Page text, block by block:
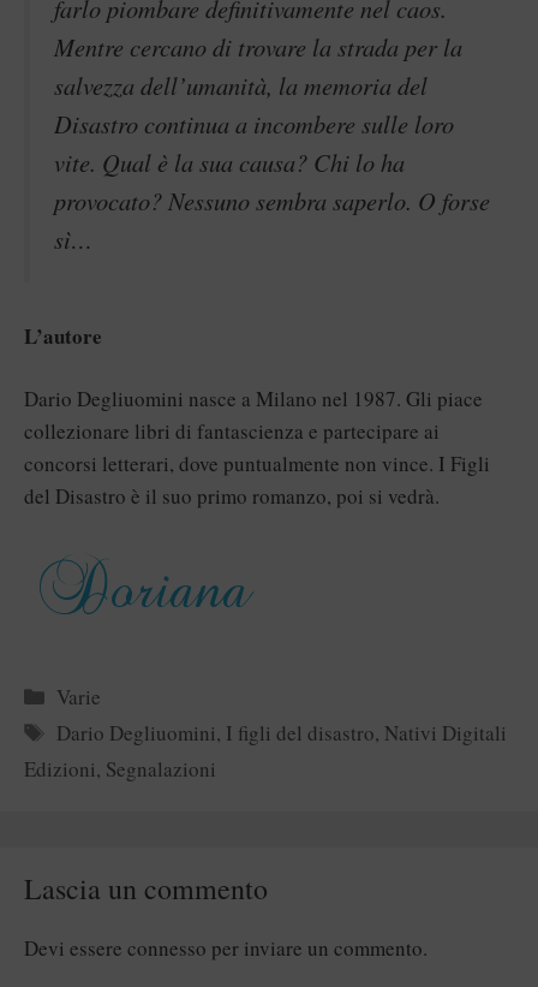
farlo piombare definitivamente nel caos.
Mentre cercano di trovare la strada per la
salvezza dell’umanità, la memoria del
Disastro continua a incombere sulle loro
vite. Qual è la sua causa? Chi lo ha
provocato? Nessuno sembra saperlo. O forse
sì…
L’autore
Dario Degliuomini nasce a Milano nel 1987. Gli piace
collezionare libri di fantascienza e partecipare ai
concorsi letterari, dove puntualmente non vince. I Figli
del Disastro è il suo primo romanzo, poi si vedrà.
Categorie
Varie
Tag
Dario Degliuomini, I figli del disastro, Nativi Digitali
Edizioni, Segnalazioni
Lascia un commento
Devi essere connesso per inviare un commento.